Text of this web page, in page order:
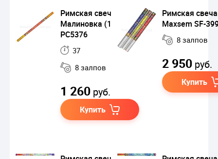
Римская свеча
Малиновка (1"х8)
РС5376
37
8 залпов
1 260 руб.
Купить
Римская свеча
Maxsem SF-
8 залпов
2 950 руб.
Купить